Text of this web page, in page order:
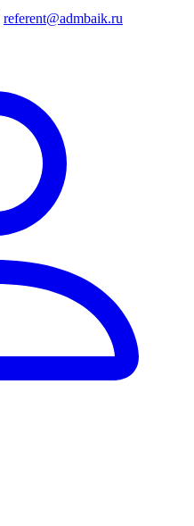
referent@admbaik.ru